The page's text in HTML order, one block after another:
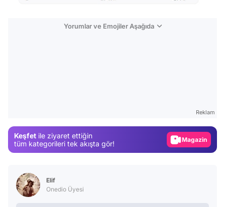
Yorumlar ve Emojiler Aşağıda
Reklam
Keşfet ile ziyaret ettiğin
tüm kategorileri tek akışta gör!
Magazin
Elif
Onedio Üyesi